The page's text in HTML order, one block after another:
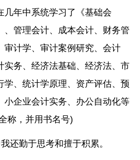
几年中系统学习了《基础会
、管理会计、成本会计、财务管
审计学、审计案例研究、会计
实务、经济法基础、经济法、市
学、统计学原理、资产评估、预
小企业会计实务、办公自动化等
称，并用书名号)
还勤于思考和擅于积累。